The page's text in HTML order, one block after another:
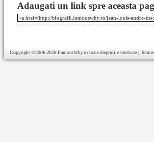
Adaugati un link spre aceasta
Copyright ©2006-2026 FamousWhy.ro toate drepturile rezervate |